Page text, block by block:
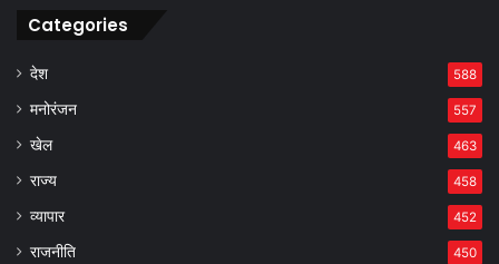
Categories
देश 588
मनोरंजन 557
खेल 463
राज्य 458
व्यापार 452
राजनीति 450